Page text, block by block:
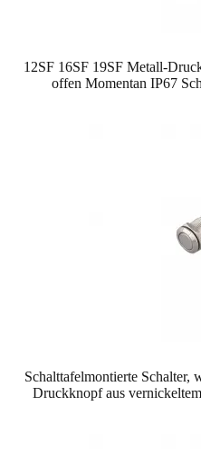
12SF 16SF 19SF Metall-
offen Momentan IP67
Schalttafelmontierte Schalter,
Druckknopf aus